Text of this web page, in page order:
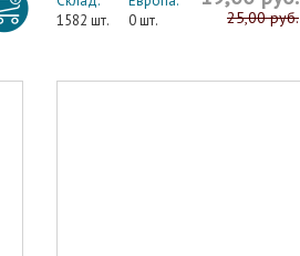
1582 шт.
0 шт.
25,00 руб.